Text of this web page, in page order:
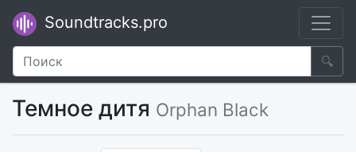
Soundtracks.pro
🔍
Темное дитя Orphan Black